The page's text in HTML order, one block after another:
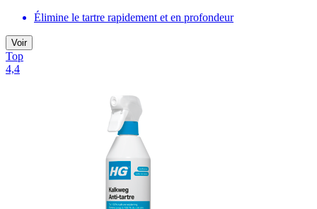
Élimine le tartre rapidement et en profondeur
Voir
Top
4,4